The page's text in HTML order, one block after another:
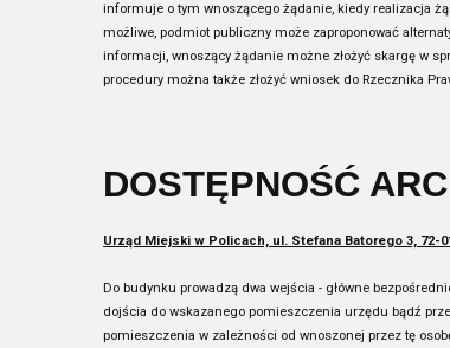
informuje o tym wnoszącego żądanie, kiedy realizacja
możliwe, podmiot publiczny może zaproponować
informacji, wnoszący żądanie możne złożyć skargę w
procedury można także złożyć wniosek do Rzecznika
DOSTĘPNOŚĆ
Urząd Miejski w Policach, ul. Stefana Batorego 3, 72-
Do budynku prowadzą dwa wejścia - główne
dojścia do wskazanego pomieszczenia urzędu bądź
pomieszczenia w zależności od wnoszonej przez tę